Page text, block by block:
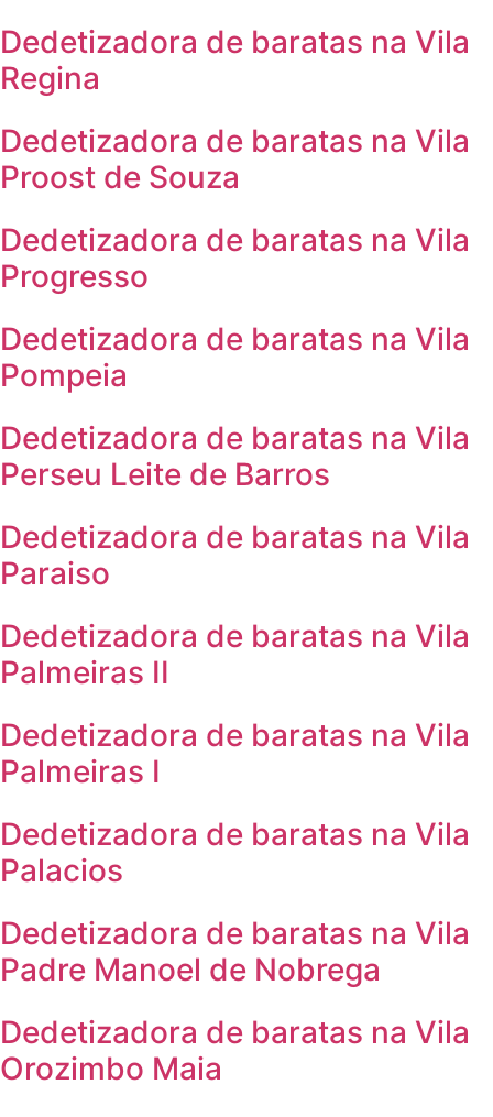
Dedetizadora de baratas na Vila
Regina
Dedetizadora de baratas na Vila
Proost de Souza
Dedetizadora de baratas na Vila
Progresso
Dedetizadora de baratas na Vila
Pompeia
Dedetizadora de baratas na Vila
Perseu Leite de Barros
Dedetizadora de baratas na Vila
Paraiso
Dedetizadora de baratas na Vila
Palmeiras II
Dedetizadora de baratas na Vila
Palmeiras I
Dedetizadora de baratas na Vila
Palacios
Dedetizadora de baratas na Vila
Padre Manoel de Nobrega
Dedetizadora de baratas na Vila
Orozimbo Maia